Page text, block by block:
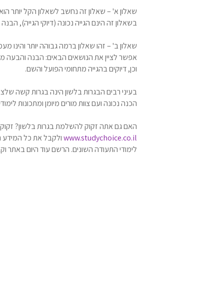
שאלון א' – שאלון זה נחשב לשאלון הקל יותר
בשאלון זה הינם הגייה נכונה (דיוקי הגייה),
שאלון ב' – זהו שאלון ברמה גבוהה יותר והינו
אפשר לציין את הנושאים הבאים: הבנה והבעה
וכן, דיוקים בהגייה מתחומי הפועל והשם.
בעיני רבים הבגרות בלשון הינה בגרות קשה
הכנה נכונה ועם צוות מורים מיומן ומתכונות
האם גם אתה זקוק להשלמת בגרות בלשון? זקוק
www.studychoice.co.ilולקבל את כל המידע
לימודי התעודה השונים. הרשם עוד היום באתר